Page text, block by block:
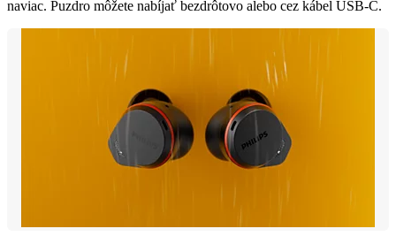
naviac. Puzdro môžete nabíjať bezdrôtovo alebo cez kábel USB-C.